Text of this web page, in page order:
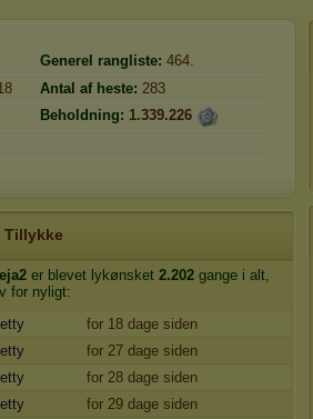
Generel rangliste: 464.
Antal af heste: 283
Beholdning: 1.339.226
Tillykke
er blevet lykønsket 2.202 gange i alt,
for nyligt:
for 18 dage siden
for 27 dage siden
for 28 dage siden
for 29 dage siden